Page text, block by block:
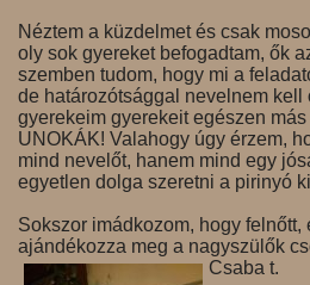
Néztem a küzdelmet és csak
oly sok gyereket befogadtam, ők
szemben tudom, hogy mi a
de határozótsággal nevelnem kell
gyerekeim gyerekeit egészen
UNOKÁK! Valahogy úgy érzem,
mind nevelőt, hanem mind egy
egyetlen dolga szeretni a pirinyó
Sokszor imádkozom, hogy felnőtt,
ajándékozza meg a nagyszülők
Csaba t.